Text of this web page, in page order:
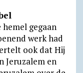
hemel gegaan
werk had
ook dat Hij
Jeruzalem en